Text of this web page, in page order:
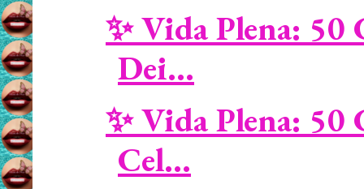
✨ Vida Plena: 50
Dei...
✨ Vida Plena: 50
Cel...